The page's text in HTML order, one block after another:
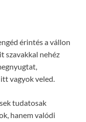
érintés a vállon
szavakkal nehéz
vagyok veled.
tudatosak
hanem valódi